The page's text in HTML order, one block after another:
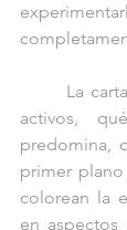
activos,
predomina,
primer
colorean la
en aspectos